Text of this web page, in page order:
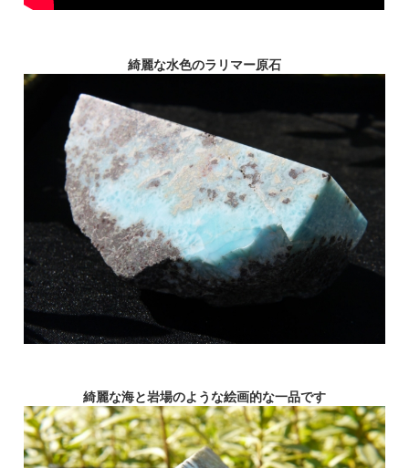
綺麗な水色のラリマー原石
綺麗な海と岩場のような絵画的な一品です